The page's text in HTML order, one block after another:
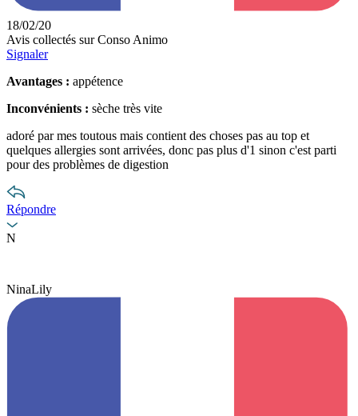
18/02/20
Avis collectés sur Conso Animo
Signaler
Avantages : appétence
Inconvénients : sèche très vite
adoré par mes toutous mais contient des choses pas au top et
quelques allergies sont arrivées, donc pas plus d'1 sinon c'est parti
pour des problèmes de digestion
Répondre
N
NinaLily